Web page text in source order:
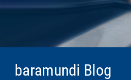
baramundi Blog